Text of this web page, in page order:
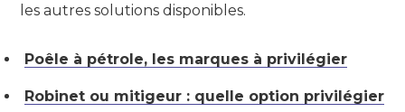
les autres solutions disponibles.
Poêle à pétrole, les marques à privilégier
Robinet ou mitigeur : quelle option privilégier